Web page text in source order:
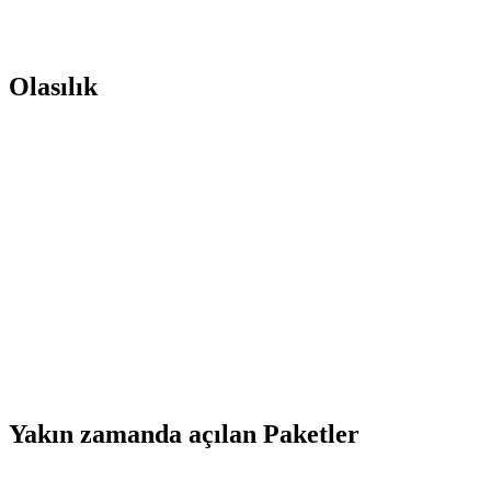
Olasılık
Yakın zamanda açılan Paketler